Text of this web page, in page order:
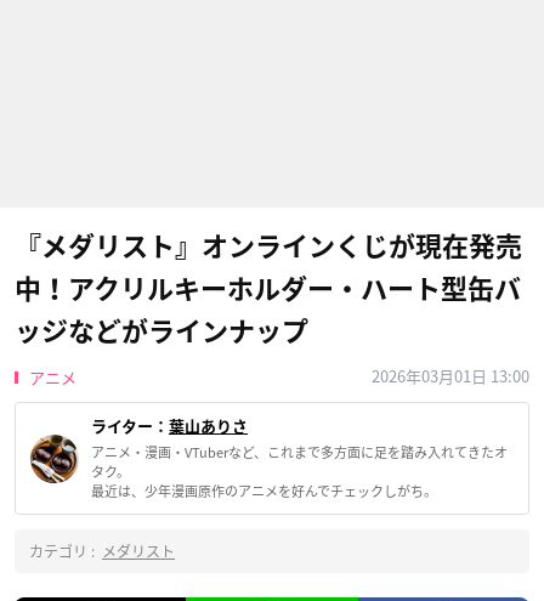
『メダリスト』オンラインくじが現在発売
中！アクリルキーホルダー・ハート型缶バ
ッジなどがラインナップ
アニメ 2026年03月01日 13:00
ライター： 葉山ありさ
アニメ・漫画・VTuberなど、これまで多方面に足を踏み入れてきたオ
タク。
最近は、少年漫画原作のアニメを好んでチェックしがち。
カテゴリ : メダリスト